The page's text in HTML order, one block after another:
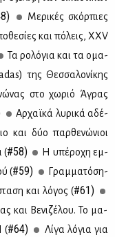
Με­ρι­κές σκόρ­πιες
και πό­λεις, ΧΧV
Τα ρο­λό­για και τα ομα­
της Θεσ­σα­λο­νί­κης
στο χω­ριό Άγρας
Αρ­χαϊ­κά λυ­ρι­κά αδέ­
και δύο παρ­θε­νώ­νιοι
(#58)
Η υπέ­ρο­χη εμ­
(#59)
Γραμ­μα­τό­ση­
και λό­γος (#61)
και Βε­νι­ζέ­λου. Το μα­
(#64)
Λί­γα λό­για για